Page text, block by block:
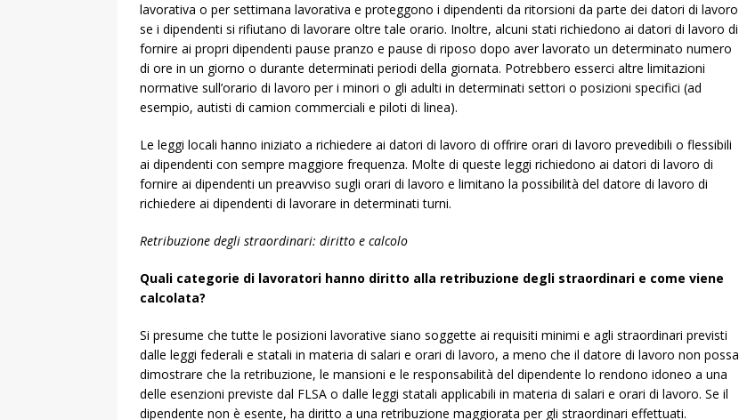
lavorativa o per settimana lavorativa e proteggono i dipendenti da ritorsioni da parte dei datori di lavoro
se i dipendenti si rifiutano di lavorare oltre tale orario. Inoltre, alcuni stati richiedono ai datori di lavoro di
fornire ai propri dipendenti pause pranzo e pause di riposo dopo aver lavorato un determinato numero
di ore in un giorno o durante determinati periodi della giornata. Potrebbero esserci altre limitazioni
normative sull’orario di lavoro per i minori o gli adulti in determinati settori o posizioni specifici (ad
esempio, autisti di camion commerciali e piloti di linea).
Le leggi locali hanno iniziato a richiedere ai datori di lavoro di offrire orari di lavoro prevedibili o flessibili
ai dipendenti con sempre maggiore frequenza. Molte di queste leggi richiedono ai datori di lavoro di
fornire ai dipendenti un preavviso sugli orari di lavoro e limitano la possibilità del datore di lavoro di
richiedere ai dipendenti di lavorare in determinati turni.
Retribuzione degli straordinari: diritto e calcolo
Quali categorie di lavoratori hanno diritto alla retribuzione degli straordinari e come viene
calcolata?
Si presume che tutte le posizioni lavorative siano soggette ai requisiti minimi e agli straordinari previsti
dalle leggi federali e statali in materia di salari e orari di lavoro, a meno che il datore di lavoro non possa
dimostrare che la retribuzione, le mansioni e le responsabilità del dipendente lo rendono idoneo a una
delle esenzioni previste dal FLSA o dalle leggi statali applicabili in materia di salari e orari di lavoro. Se il
dipendente non è esente, ha diritto a una retribuzione maggiorata per gli straordinari effettuati.